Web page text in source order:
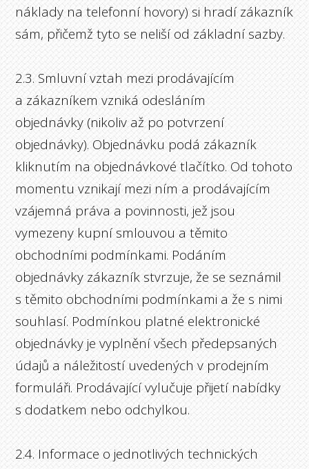
náklady na telefonní hovory) si hradí zákazník
sám, přičemž tyto se neliší od základní sazby.
2.3. Smluvní vztah mezi prodávajícím
a zákazníkem vzniká odesláním
objednávky (nikoliv až po potvrzení
objednávky). Objednávku podá zákazník
kliknutím na objednávkové tlačítko. Od tohoto
momentu vznikají mezi ním a prodávajícím
vzájemná práva a povinnosti, jež jsou
vymezeny kupní smlouvou a těmito
obchodními podmínkami. Podáním
objednávky zákazník stvrzuje, že se seznámil
s těmito obchodními podmínkami a že s nimi
souhlasí. Podmínkou platné elektronické
objednávky je vyplnění všech předepsaných
údajů a náležitostí uvedených v prodejním
formuláři. Prodávající vylučuje přijetí nabídky
s dodatkem nebo odchylkou.
2.4. Informace o jednotlivých technických